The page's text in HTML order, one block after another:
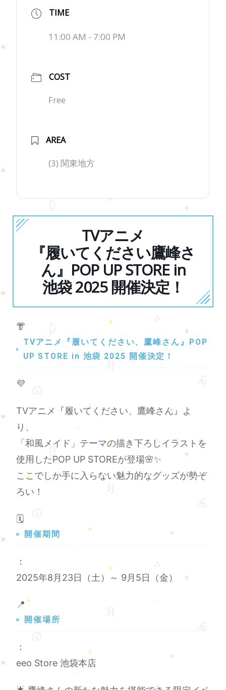
TIME
11:00 AM - 7:00 PM
COST
Free
AREA
(3) 関東地方
TVアニメ
『履いてください鷹峰さ
ん』POP UP STORE in
池袋 2025 開催決定！
👘
TVアニメ『履いてください、鷹峰さん』POP
UP STORE in 池袋 2025 開催決定！
💜
TVアニメ『履いてください、鷹峰さん』よ
り、
「和風メイド」テーマの描き下ろしイラストを
使用したPOP UP STOREが登場🌸✨
ここでしか手に入らない魅力的なグッズが勢ぞ
ろい！
🗓️
開催期間
：
2025年8月23日（土）～ 9月5日（金）
📍
開催場所
：
eeo Store 池袋本店